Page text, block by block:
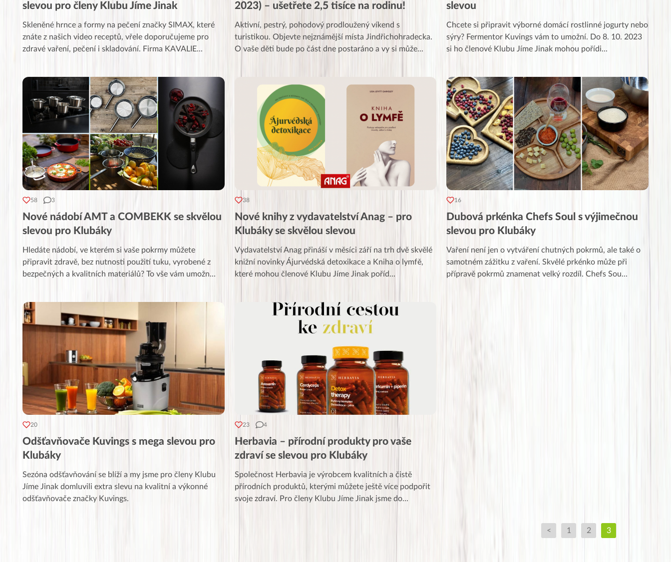
slevou pro členy Klubu Jíme Jinak
Skleněné hrnce a formy na pečení značky SIMAX, které
znáte z našich video receptů, vřele doporučujeme pro
zdravé vaření, pečení i skladování. Firma KAVALIE...
2023) – ušetřete 2,5 tisíce na rodinu!
Aktivní, pestrý, pohodový prodloužený víkend s
turistikou. Objevte nejznámější místa Jindřichohradecka.
O vaše děti bude po část dne postaráno a vy si může...
slevou
Chcete si připravit výborné domácí rostlinné jogurty nebo
sýry? Fermentor Kuvings vám to umožní. Do 8. 10. 2023
si ho členové Klubu Jíme Jinak mohou pořídi...
58 3
Nové nádobí AMT a COMBEKK se skvělou
slevou pro Klubáky
Hledáte nádobí, ve kterém si vaše pokrmy můžete
připravit zdravě, bez nutnosti použití tuku, vyrobené z
bezpečných a kvalitních materiálů? To vše vám umožn...
38
Nové knihy z vydavatelství Anag – pro
Klubáky se skvělou slevou
Vydavatelství Anag přináší v měsíci září na trh dvě skvělé
knižní novinky Ájurvédská detoxikace a Kniha o lymfě,
které mohou členové Klubu Jíme Jinak poříd...
16
Dubová prkénka Chefs Soul s výjimečnou
slevou pro Klubáky
Vaření není jen o vytváření chutných pokrmů, ale také o
samotném zážitku z vaření. Skvělé prkénko může při
přípravě pokrmů znamenat velký rozdíl. Chefs Sou...
20
Odšťavňovače Kuvings s mega slevou pro
Klubáky
Sezóna odšťavňování se blíží a my jsme pro členy Klubu
Jíme Jinak domluvili extra slevu na kvalitní a výkonné
odšťavňovače značky Kuvings.
23 4
Herbavia – přírodní produkty pro vaše
zdraví se slevou pro Klubáky
Společnost Herbavia je výrobcem kvalitních a čistě
přírodních produktů, kterými můžete ještě více podpořit
svoje zdraví. Pro členy Klubu Jíme Jinak jsme do...
< 1 2 3